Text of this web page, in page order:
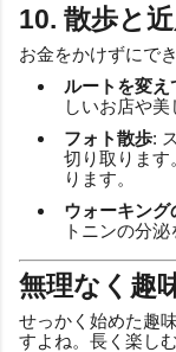
10. 散歩と
お金をかけずにで
ルートを変え
しいお店や美
フォト散歩:
切り取ります
ります。
ウォーキング
トニンの分
無理なく趣
せっかく始めた趣
すよね。長く楽し